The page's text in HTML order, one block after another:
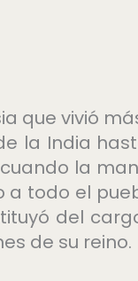
que vivió
la India
la
todo el
del
de su reino.